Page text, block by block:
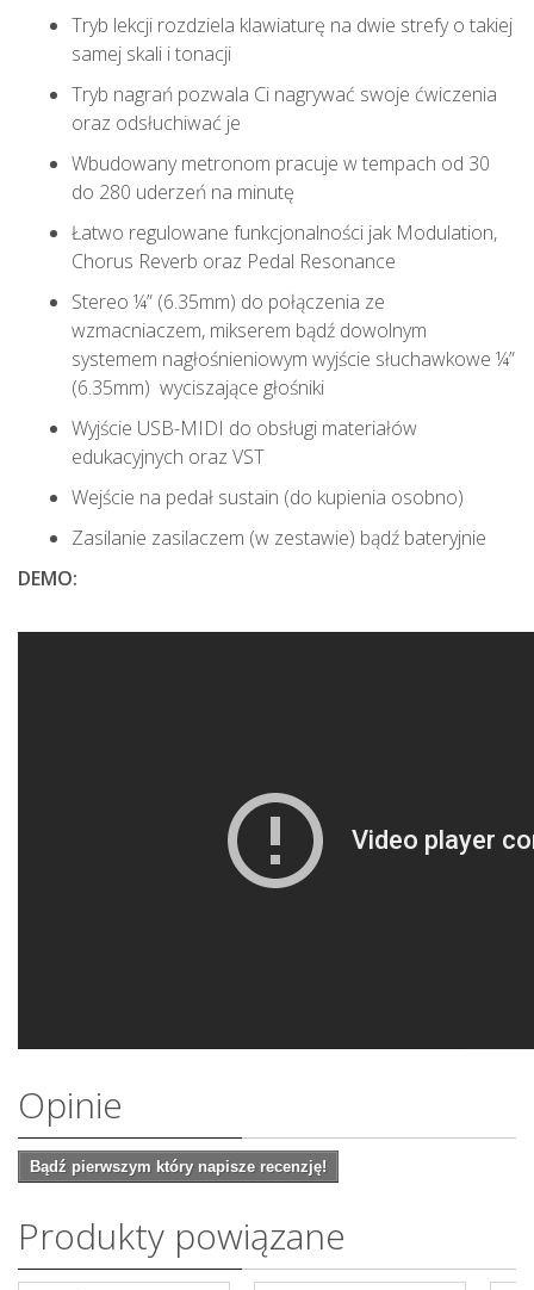
Tryb lekcji rozdziela klawiaturę na dwie strefy o takiej
samej skali i tonacji
Tryb nagrań pozwala Ci nagrywać swoje ćwiczenia
oraz odsłuchiwać je
Wbudowany metronom pracuje w tempach od 30
do 280 uderzeń na minutę
Łatwo regulowane funkcjonalności jak Modulation,
Chorus Reverb oraz Pedal Resonance
Stereo ¼” (6.35mm) do połączenia ze
wzmacniaczem, mikserem bądź dowolnym
systemem nagłośnieniowym wyjście słuchawkowe ¼”
(6.35mm) wyciszające głośniki
Wyjście USB-MIDI do obsługi materiałów
edukacyjnych oraz VST
Wejście na pedał sustain (do kupienia osobno)
Zasilanie zasilaczem (w zestawie) bądź bateryjnie
DEMO:
Opinie
Bądź pierwszym który napisze recenzję!
Produkty powiązane